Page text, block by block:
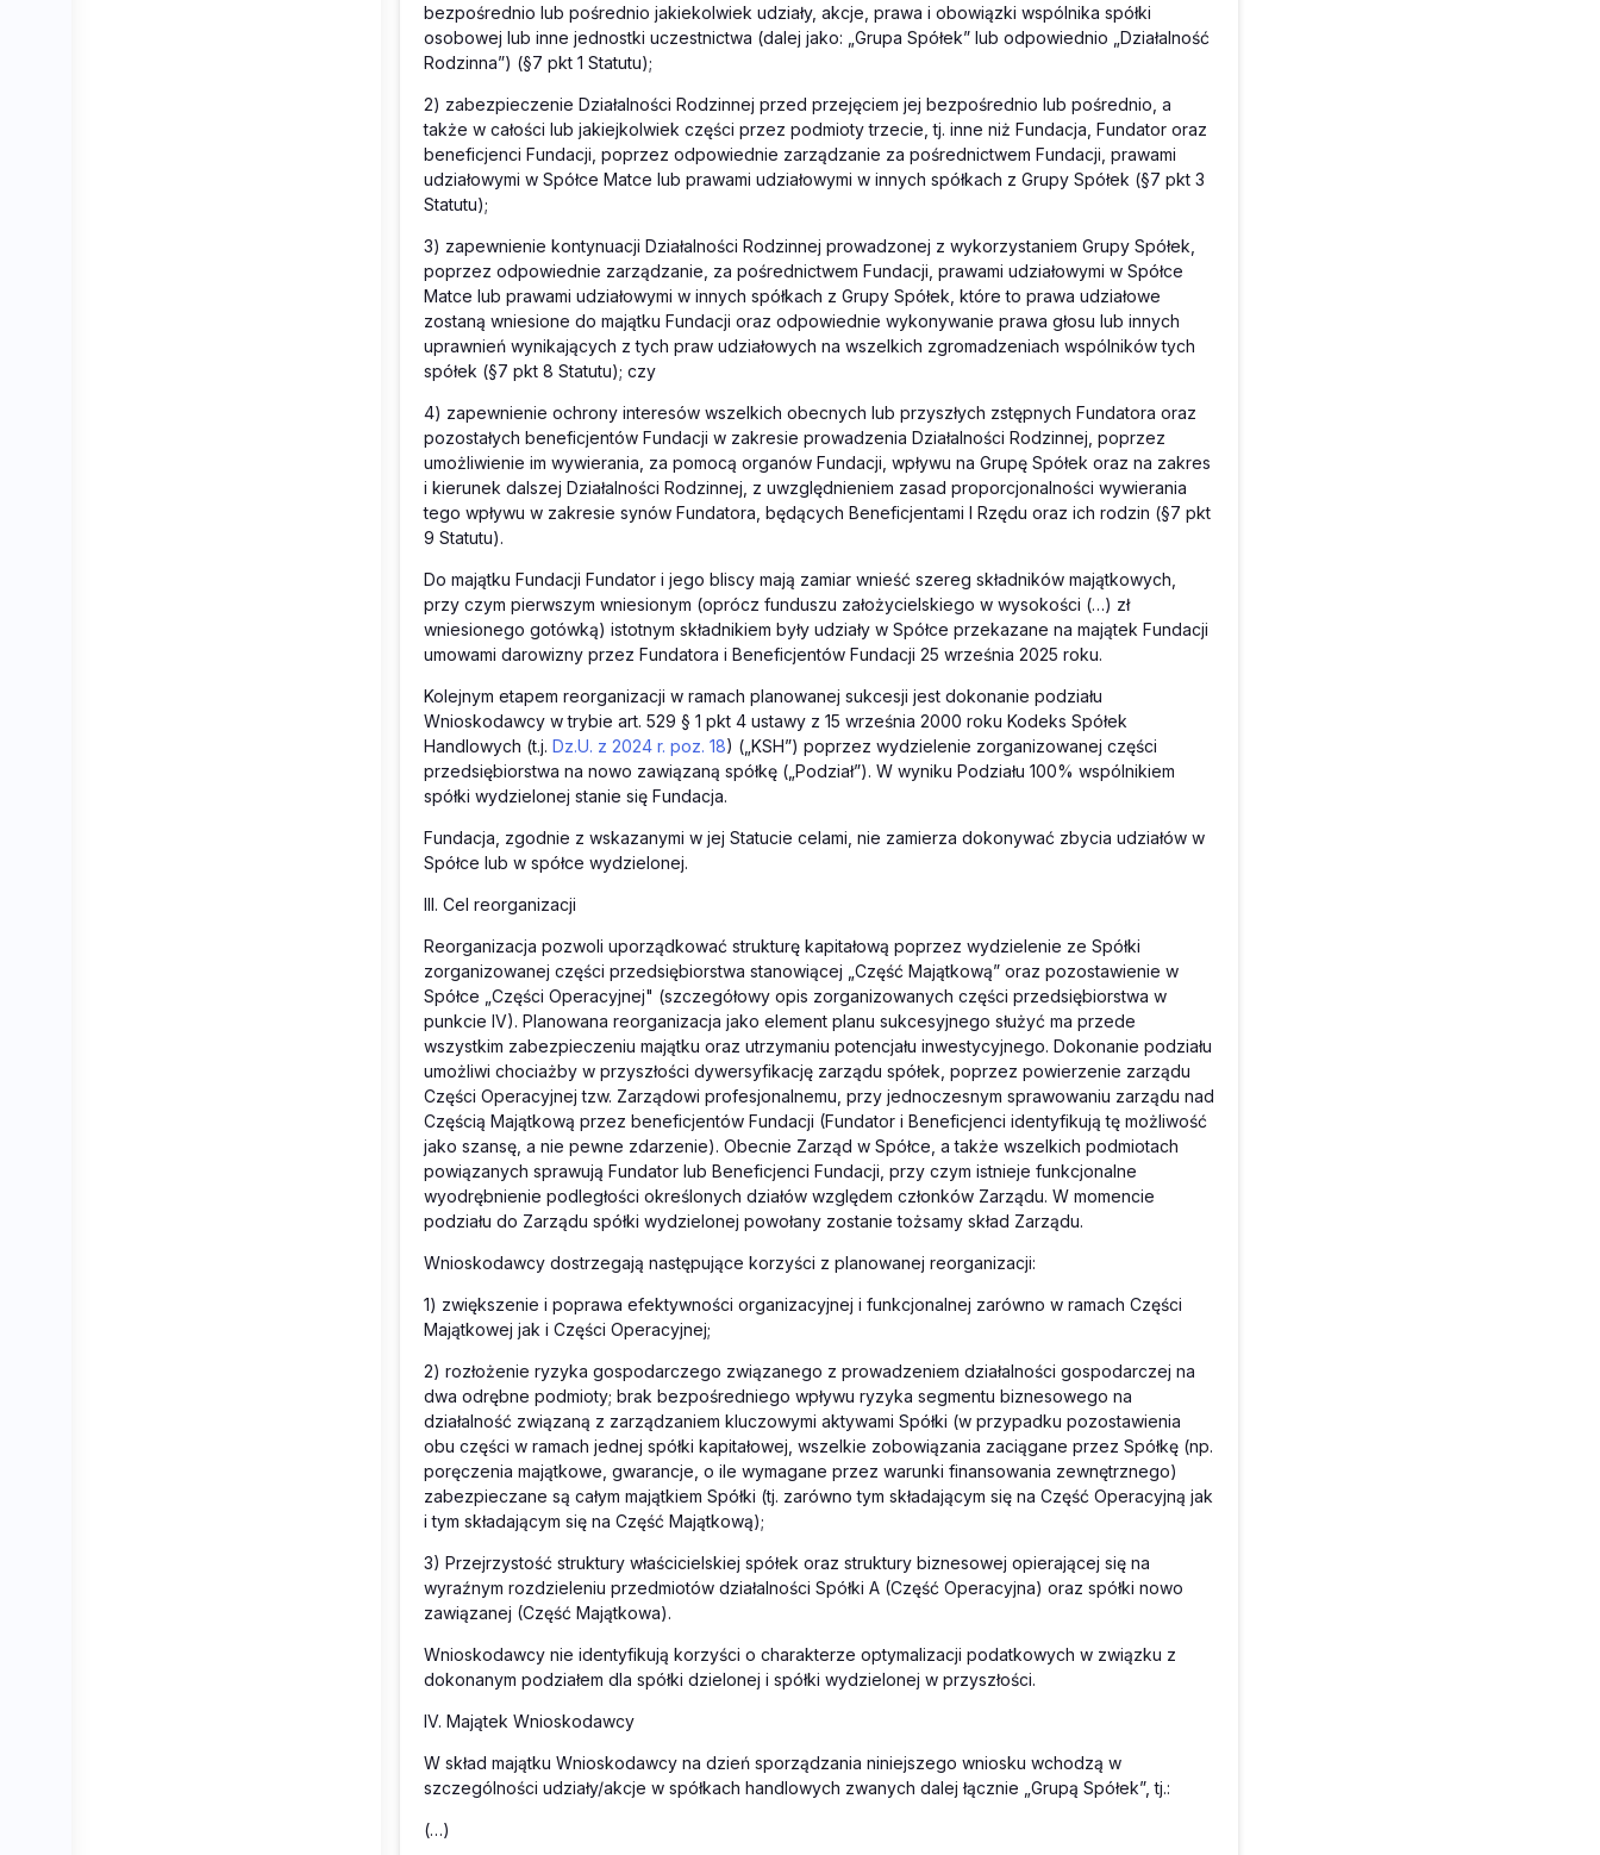
bezpośrednio lub pośrednio jakiekolwiek udziały, akcje, prawa i obowiązki wspólnika spółki
osobowej lub inne jednostki uczestnictwa (dalej jako: „Grupa Spółek” lub odpowiednio „Działalność
Rodzinna”) (§7 pkt 1 Statutu);
2) zabezpieczenie Działalności Rodzinnej przed przejęciem jej bezpośrednio lub pośrednio, a
także w całości lub jakiejkolwiek części przez podmioty trzecie, tj. inne niż Fundacja, Fundator oraz
beneficjenci Fundacji, poprzez odpowiednie zarządzanie za pośrednictwem Fundacji, prawami
udziałowymi w Spółce Matce lub prawami udziałowymi w innych spółkach z Grupy Spółek (§7 pkt 3
Statutu);
3) zapewnienie kontynuacji Działalności Rodzinnej prowadzonej z wykorzystaniem Grupy Spółek,
poprzez odpowiednie zarządzanie, za pośrednictwem Fundacji, prawami udziałowymi w Spółce
Matce lub prawami udziałowymi w innych spółkach z Grupy Spółek, które to prawa udziałowe
zostaną wniesione do majątku Fundacji oraz odpowiednie wykonywanie prawa głosu lub innych
uprawnień wynikających z tych praw udziałowych na wszelkich zgromadzeniach wspólników tych
spółek (§7 pkt 8 Statutu); czy
4) zapewnienie ochrony interesów wszelkich obecnych lub przyszłych zstępnych Fundatora oraz
pozostałych beneficjentów Fundacji w zakresie prowadzenia Działalności Rodzinnej, poprzez
umożliwienie im wywierania, za pomocą organów Fundacji, wpływu na Grupę Spółek oraz na zakres
i kierunek dalszej Działalności Rodzinnej, z uwzględnieniem zasad proporcjonalności wywierania
tego wpływu w zakresie synów Fundatora, będących Beneficjentami I Rzędu oraz ich rodzin (§7 pkt
9 Statutu).
Do majątku Fundacji Fundator i jego bliscy mają zamiar wnieść szereg składników majątkowych,
przy czym pierwszym wniesionym (oprócz funduszu założycielskiego w wysokości (…) zł
wniesionego gotówką) istotnym składnikiem były udziały w Spółce przekazane na majątek Fundacji
umowami darowizny przez Fundatora i Beneficjentów Fundacji 25 września 2025 roku.
Kolejnym etapem reorganizacji w ramach planowanej sukcesji jest dokonanie podziału
Wnioskodawcy w trybie art. 529 § 1 pkt 4 ustawy z 15 września 2000 roku Kodeks Spółek
Handlowych (t.j. Dz.U. z 2024 r. poz. 18) („KSH”) poprzez wydzielenie zorganizowanej części
przedsiębiorstwa na nowo zawiązaną spółkę („Podział”). W wyniku Podziału 100% wspólnikiem
spółki wydzielonej stanie się Fundacja.
Fundacja, zgodnie z wskazanymi w jej Statucie celami, nie zamierza dokonywać zbycia udziałów w
Spółce lub w spółce wydzielonej.
III. Cel reorganizacji
Reorganizacja pozwoli uporządkować strukturę kapitałową poprzez wydzielenie ze Spółki
zorganizowanej części przedsiębiorstwa stanowiącej „Część Majątkową” oraz pozostawienie w
Spółce „Części Operacyjnej" (szczegółowy opis zorganizowanych części przedsiębiorstwa w
punkcie IV). Planowana reorganizacja jako element planu sukcesyjnego służyć ma przede
wszystkim zabezpieczeniu majątku oraz utrzymaniu potencjału inwestycyjnego. Dokonanie podziału
umożliwi chociażby w przyszłości dywersyfikację zarządu spółek, poprzez powierzenie zarządu
Części Operacyjnej tzw. Zarządowi profesjonalnemu, przy jednoczesnym sprawowaniu zarządu nad
Częścią Majątkową przez beneficjentów Fundacji (Fundator i Beneficjenci identyfikują tę możliwość
jako szansę, a nie pewne zdarzenie). Obecnie Zarząd w Spółce, a także wszelkich podmiotach
powiązanych sprawują Fundator lub Beneficjenci Fundacji, przy czym istnieje funkcjonalne
wyodrębnienie podległości określonych działów względem członków Zarządu. W momencie
podziału do Zarządu spółki wydzielonej powołany zostanie tożsamy skład Zarządu.
Wnioskodawcy dostrzegają następujące korzyści z planowanej reorganizacji:
1) zwiększenie i poprawa efektywności organizacyjnej i funkcjonalnej zarówno w ramach Części
Majątkowej jak i Części Operacyjnej;
2) rozłożenie ryzyka gospodarczego związanego z prowadzeniem działalności gospodarczej na
dwa odrębne podmioty; brak bezpośredniego wpływu ryzyka segmentu biznesowego na
działalność związaną z zarządzaniem kluczowymi aktywami Spółki (w przypadku pozostawienia
obu części w ramach jednej spółki kapitałowej, wszelkie zobowiązania zaciągane przez Spółkę (np.
poręczenia majątkowe, gwarancje, o ile wymagane przez warunki finansowania zewnętrznego)
zabezpieczane są całym majątkiem Spółki (tj. zarówno tym składającym się na Część Operacyjną jak
i tym składającym się na Część Majątkową);
3) Przejrzystość struktury właścicielskiej spółek oraz struktury biznesowej opierającej się na
wyraźnym rozdzieleniu przedmiotów działalności Spółki A (Część Operacyjna) oraz spółki nowo
zawiązanej (Część Majątkowa).
Wnioskodawcy nie identyfikują korzyści o charakterze optymalizacji podatkowych w związku z
dokonanym podziałem dla spółki dzielonej i spółki wydzielonej w przyszłości.
IV. Majątek Wnioskodawcy
W skład majątku Wnioskodawcy na dzień sporządzania niniejszego wniosku wchodzą w
szczególności udziały/akcje w spółkach handlowych zwanych dalej łącznie „Grupą Spółek”, tj.:
(…)